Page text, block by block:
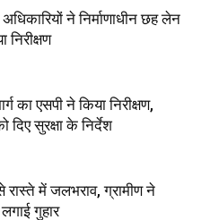
ने निर्माणाधीन छह लेन
निरीक्षण
का एसपी ने किया निरीक्षण,
दिए सुरक्षा के निर्देश
रास्ते में जलभराव, ग्रामीण ने
गुहार